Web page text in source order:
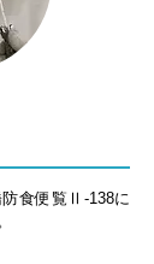
食便覧Ⅱ‐138に